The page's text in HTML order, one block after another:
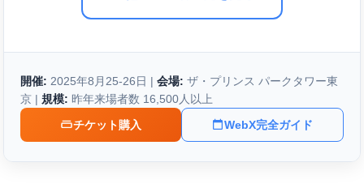
開催: 2025年8月25-26日 |会場: ザ・プリンス パークタワー東
京 |規模: 昨年来場者数 16,500人以上
チケット購入
WebX完全ガイド